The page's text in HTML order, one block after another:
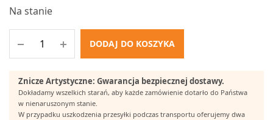
Na stanie
DODAJ DO KOSZYKA
Znicze Artystyczne: Gwarancja bezpiecznej dostawy.
Dokładamy wszelkich starań, aby każde zamówienie dotarło do Państwa
w nienaruszonym stanie.
W przypadku uszkodzenia przesyłki podczas transportu oferujemy dwa